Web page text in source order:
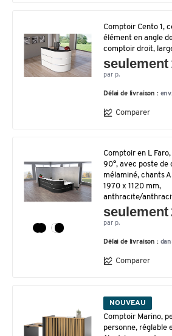
Comptoir Cento 1,
élément en angle
comptoir droit,
seulement
par p.
Délai de livraison :
Comparer
Comptoir en L
90°, avec poste de
mélaminé, chants
1970 x 1120 mm,
anthracite/
seulement
par p.
Délai de livraison :
Comparer
NOUVEAU
Comptoir Marino,
personne, réglable